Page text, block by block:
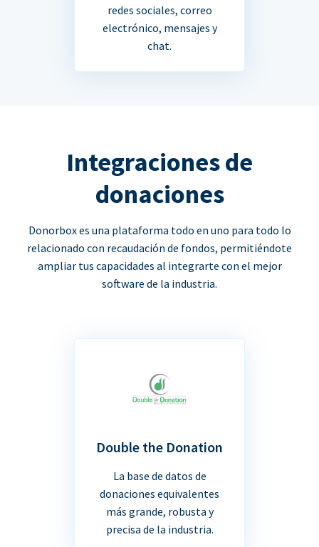
redes sociales, correo
electrónico, mensajes y
chat.
Integraciones de
donaciones
Donorbox es una plataforma todo en uno para todo lo
relacionado con recaudación de fondos, permitiéndote
ampliar tus capacidades al integrarte con el mejor
software de la industria.
Double the Donation
La base de datos de
donaciones equivalentes
más grande, robusta y
precisa de la industria.